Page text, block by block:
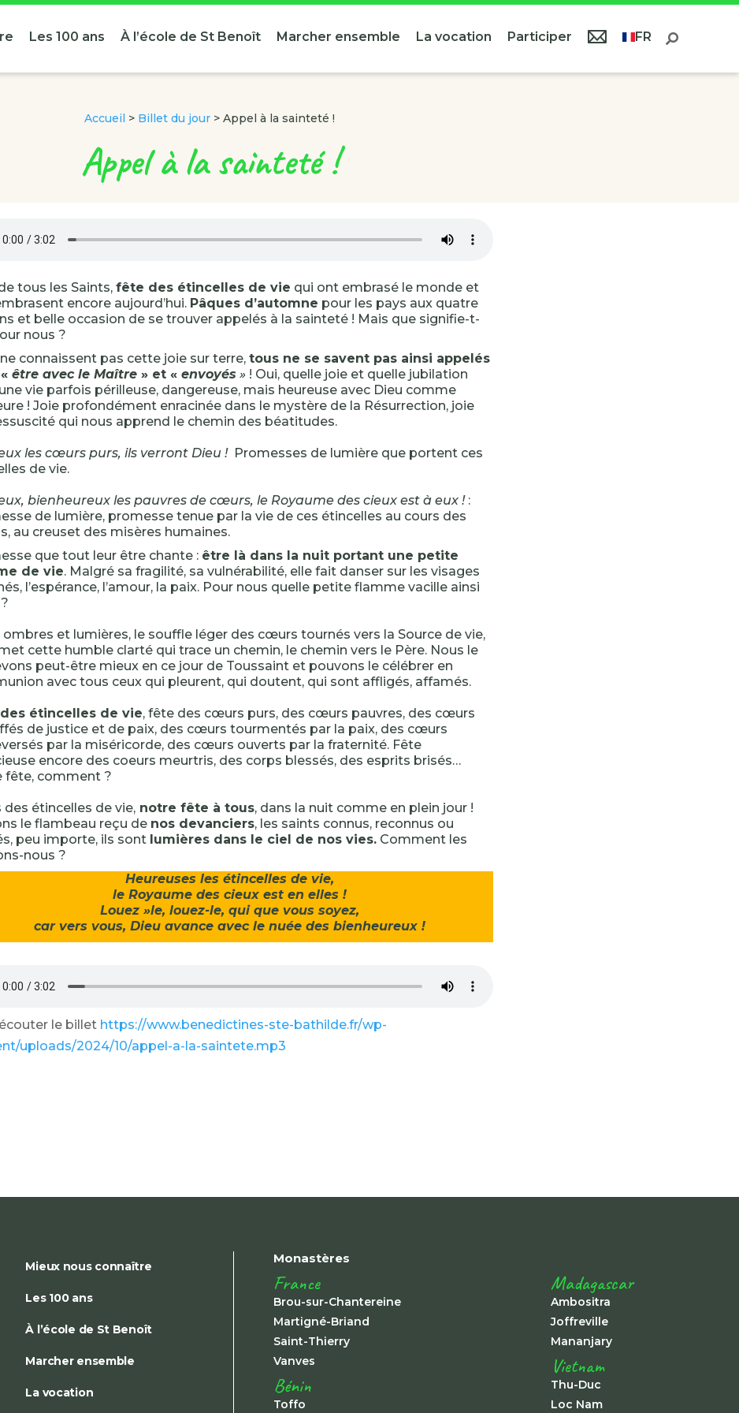
Les 100 ans À l’école de St Benoît Marcher ensemble La vocation Participer FR
Accueil > Billet du jour > Appel à la sainteté !
Appel à la sainteté !
tous les Saints, fête des étincelles de vie qui ont embrasé le monde et
encore aujourd’hui. Pâques d’automne pour les pays aux quatre
et belle occasion de se trouver appelés à la sainteté ! Mais que signifie-t-
nous ?
connaissent pas cette joie sur terre, tous ne se savent pas ainsi appelés
être avec le Maître » et « envoyés » ! Oui, quelle joie et quelle jubilation
vie parfois périlleuse, dangereuse, mais heureuse avec Dieu comme
! Joie profondément enracinée dans le mystère de la Résurrection, joie
qui nous apprend le chemin des béatitudes.
les cœurs purs, ils verront Dieu !Promesses de lumière que portent ces
de vie.
bienheureux les pauvres de cœurs, le Royaume des cieux est à eux !:
de lumière, promesse tenue par la vie de ces étincelles au cours des
au creuset des misères humaines.
que tout leur être chante : être là dans la nuit portant une petite
de vie. Malgré sa fragilité, sa vulnérabilité, elle fait danser sur les visages
l’espérance, l’amour, la paix. Pour nous quelle petite flamme vacille ainsi
ombres et lumières, le souffle léger des cœurs tournés vers la Source de vie,
cette humble clarté qui trace un chemin, le chemin vers le Père. Nous le
peut-être mieux en ce jour de Toussaint et pouvons le célébrer en
avec tous ceux qui pleurent, qui doutent, qui sont affligés, affamés.
étincelles de vie, fête des cœurs purs, des cœurs pauvres, des cœurs
de justice et de paix, des cœurs tourmentés par la paix, des cœurs
par la miséricorde, des cœurs ouverts par la fraternité. Fête
encore des coeurs meurtris, des corps blessés, des esprits brisés…
fête, comment ?
des étincelles de vie, notre fête à tous, dans la nuit comme en plein jour !
le flambeau reçu de nos devanciers, les saints connus, reconnus ou
peu importe, ils sont lumières dans le ciel de nos vies. Comment les
nous ?
Heureuses les étincelles de vie,
le Royaume des cieux est en elles !
Louez »le, louez-le, qui que vous soyez,
car vers vous, Dieu avance avec le nuée des bienheureux !
le billet https://www.benedictines-ste-bathilde.fr/wp-
uploads/2024/10/appel-a-la-saintete.mp3
Mieux nous connaître
Les 100 ans
À l’école de St Benoît
Marcher ensemble
La vocation
Monastères
France
Brou-sur-Chantereine
Martigné-Briand
Saint-Thierry
Vanves
Bénin
Toffo
Madagascar
Ambositra
Joffreville
Mananjary
Vietnam
Thu-Duc
Loc Nam